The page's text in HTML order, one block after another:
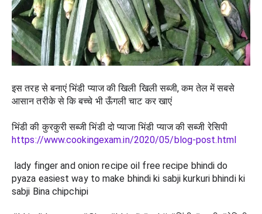
इस तरह से बनाएं भिंडी प्याज की खिली खिली सब्जी, कम तेल में सबसे
आसान तरीके से कि बच्चे भी ऊँगली चाट कर खाएं
भिंडी की कुरकुरी सब्जी भिंडी दो प्याजा भिंडी प्याज की सब्जी रेसिपी
https://www.cookingexam.in/2020/05/blog-post.html
pyaza easiest way to make bhindi ki sabji kurkuri bhindi ki
sabji Bina chipchipi